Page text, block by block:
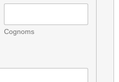
Cognoms